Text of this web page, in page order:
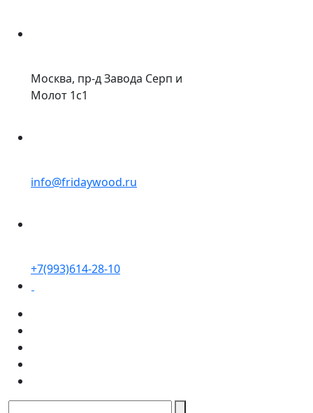
Москва, пр-д Завода Серп и
Молот 1с1
info@fridaywood.ru
+7(993)614-28-10